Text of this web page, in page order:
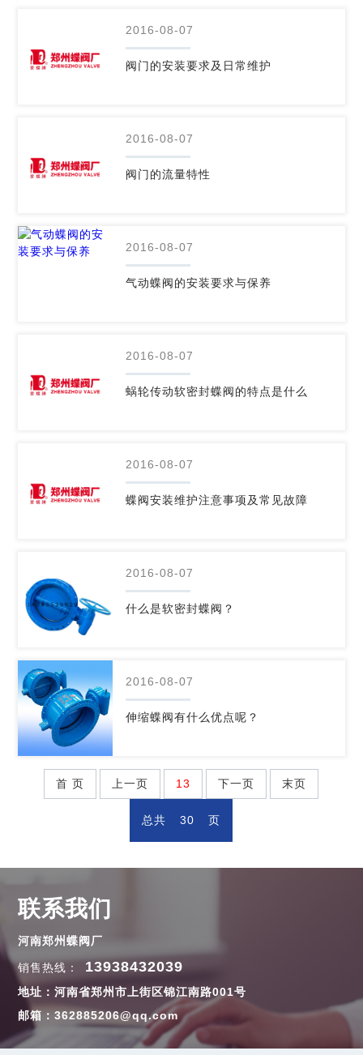
2016-08-07
阀门的安装要求及日常维护
2016-08-07
阀门的流量特性
2016-08-07
气动蝶阀的安装要求与保养
2016-08-07
蜗轮传动软密封蝶阀的特点是什么
2016-08-07
蝶阀安装维护注意事项及常见故障
2016-08-07
什么是软密封蝶阀？
2016-08-07
伸缩蝶阀有什么优点呢？
首 页 上一页 13 下一页 末页
总共 30 页
联系我们
河南郑州蝶阀厂
销售热线： 13938432039
地址：河南省郑州市上街区锦江南路001号
邮箱：362885206@qq.com